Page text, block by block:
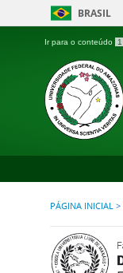
BRASIL
Ir para o conteúdo 1
PÁGINA INICIAL >